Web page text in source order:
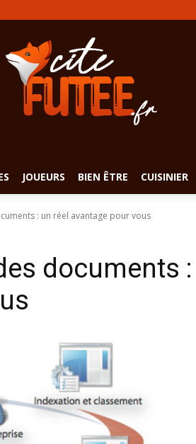
JOUEURS BIEN ÊTRE CUISINIER
: un réel avantage pour vous
documents :